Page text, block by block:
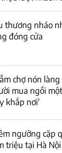
thương nháo
đóng cửa
chợ nón
mua ngồi
khắp nơi'
ngưỡng cặp
triệu tại Hà Nội